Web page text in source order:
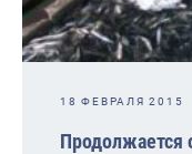
18 ФЕВРАЛЯ 2015
Продолжается